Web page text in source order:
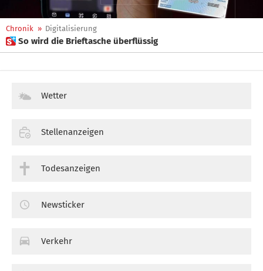
Chronik » Digitalisierung
 So wird die Brieftasche überflüssig
Wetter
Stellenanzeigen
Todesanzeigen
Newsticker
Verkehr